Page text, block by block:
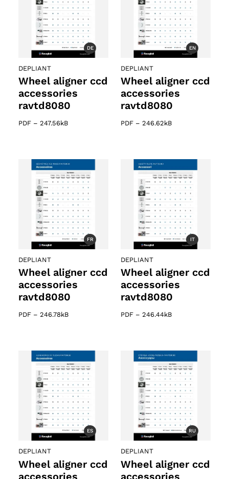
DE
DEPLIANT
Wheel aligner ccd
accessories
ravtd8080
PDF – 247.56kB
EN
DEPLIANT
Wheel aligner ccd
accessories
ravtd8080
PDF – 246.62kB
FR
DEPLIANT
Wheel aligner ccd
accessories
ravtd8080
PDF – 246.78kB
IT
DEPLIANT
Wheel aligner ccd
accessories
ravtd8080
PDF – 246.44kB
ES
DEPLIANT
Wheel aligner ccd
accessories
RU
DEPLIANT
Wheel aligner ccd
accessories